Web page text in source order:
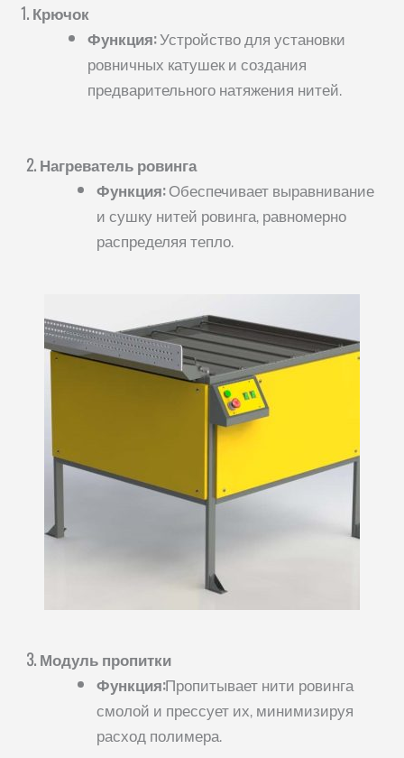
1. Крючок
Функция:Устройство для установки
ровничных катушек и создания
предварительного натяжения нитей.
2. Нагреватель ровинга
Функция:Обеспечивает выравнивание
и сушку нитей ровинга, равномерно
распределяя тепло.
3. Модуль пропитки
Функция:Пропитывает нити ровинга
смолой и прессует их, минимизируя
расход полимера.